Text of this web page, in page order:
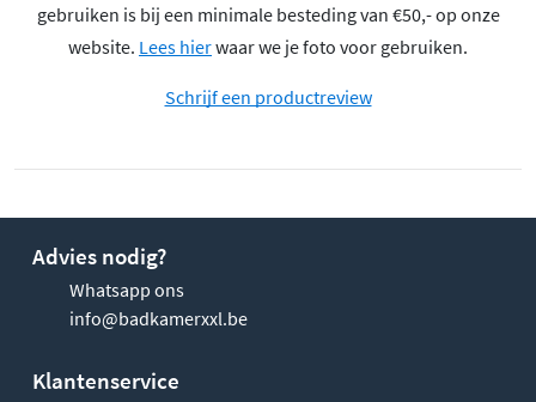
gebruiken is bij een minimale besteding van €50,- op onze
website. Lees hierwaar we je foto voor gebruiken.
Schrijf een productreview
Advies nodig?
Whatsapp ons
info@badkamerxxl.be
Klantenservice